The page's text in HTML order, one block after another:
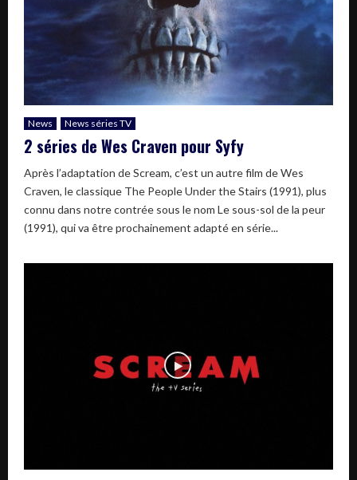
News News séries TV
2 séries de Wes Craven pour Syfy
Après l’adaptation de Scream, c’est un autre film de Wes
Craven, le classique The People Under the Stairs (1991), plus
connu dans notre contrée sous le nom Le sous-sol de la peur
(1991), qui va être prochainement adapté en série...